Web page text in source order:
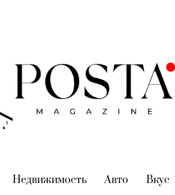
(current)
Недвижимость(current)
Авто (current)
Вкус